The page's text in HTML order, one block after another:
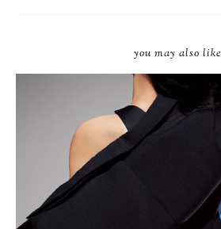
you may also like